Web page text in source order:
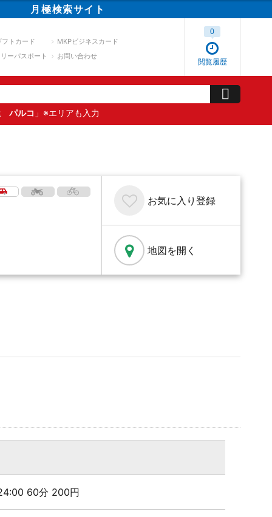
月極検索サイト
フトカード
MKPビジネスカード
ーパスポート
お問い合わせ
閲覧履歴
0
パルコ 」※エリアも入力
お気に入り 登録
地図を開く
60分 200円